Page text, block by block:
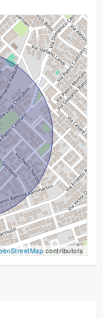
contributors